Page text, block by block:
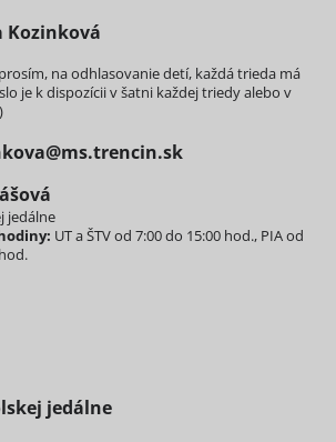
Kozinková
na odhlasovanie detí, každá trieda má
je k dispozícii v šatni každej triedy alebo v
)
jedálne
UT a ŠTV od 7:00 do 15:00 hod., PIA od
jedálne